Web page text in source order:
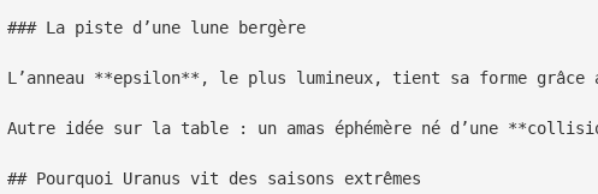
### La piste d’une lune bergère
L’anneau **epsilon**, le plus lumineux, tient sa forme grâce
Autre idée sur la table : un amas éphémère né d’une
## Pourquoi Uranus vit des saisons extrêmes